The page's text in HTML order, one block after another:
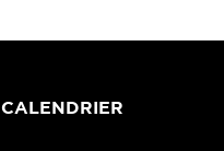
CALENDRIER